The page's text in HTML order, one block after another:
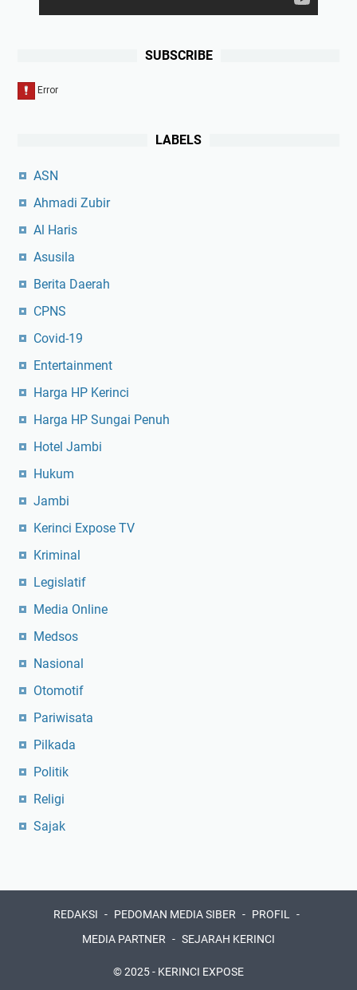
SUBSCRIBE
LABELS
ASN
Ahmadi Zubir
Al Haris
Asusila
Berita Daerah
CPNS
Covid-19
Entertainment
Harga HP Kerinci
Harga HP Sungai Penuh
Hotel Jambi
Hukum
Jambi
Kerinci Expose TV
Kriminal
Legislatif
Media Online
Medsos
Nasional
Otomotif
Pariwisata
Pilkada
Politik
Religi
Sajak
REDAKSI PEDOMAN MEDIA SIBER
PROFIL
MEDIA PARTNER
SEJARAH KERINCI
© 2025 - KERINCI EXPOSE